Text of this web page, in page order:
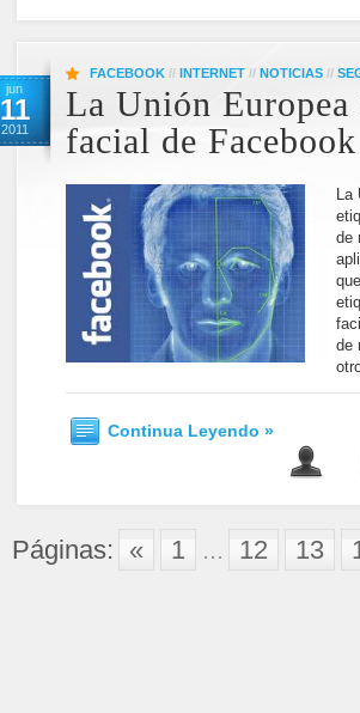
jun
11
2011
FACEBOOK // INTERNET // NOTICIAS //
La Unión
facial de Facebook
La
de
de
Continua Leyendo »
Páginas: « 1 ... 12 13